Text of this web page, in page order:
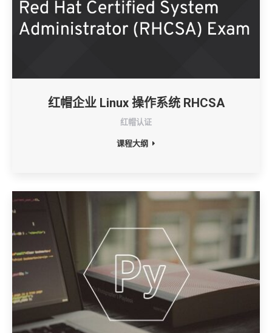
红帽企业 Linux 操作系统 RHCSA
红帽认证
课程大纲